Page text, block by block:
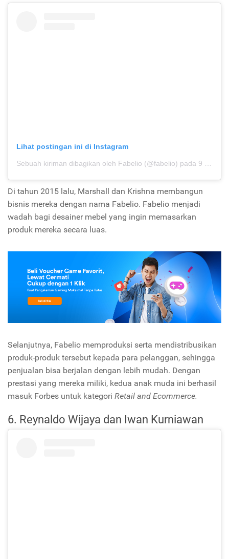
Lihat postingan ini di Instagram
Sebuah kiriman dibagikan oleh Fabelio (@fabelio) pada 9 Mei 2020 jam 11:37 PDT
Di tahun 2015 lalu, Marshall dan Krishna membangun
bisnis mereka dengan nama Fabelio. Fabelio menjadi
wadah bagi desainer mebel yang ingin memasarkan
produk mereka secara luas.
Selanjutnya, Fabelio memproduksi serta mendistribusikan
produk-produk tersebut kepada para pelanggan, sehingga
penjualan bisa berjalan dengan lebih mudah. Dengan
prestasi yang mereka miliki, kedua anak muda ini berhasil
masuk Forbes untuk kategori Retail and Ecommerce.
6. Reynaldo Wijaya dan Iwan Kurniawan